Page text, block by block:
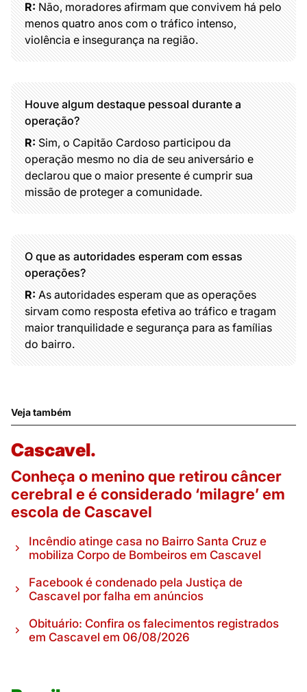
R:Não, moradores afirmam que convivem há pelo
menos quatro anos com o tráfico intenso,
violência e insegurança na região.
Houve algum destaque pessoal durante a
operação?
R:Sim, o Capitão Cardoso participou da
operação mesmo no dia de seu aniversário e
declarou que o maior presente é cumprir sua
missão de proteger a comunidade.
O que as autoridades esperam com essas
operações?
R:As autoridades esperam que as operações
sirvam como resposta efetiva ao tráfico e tragam
maior tranquilidade e segurança para as famílias
do bairro.
Veja também
Cascavel.
Conheça o menino que retirou câncer
cerebral e é considerado ‘milagre’ em
escola de Cascavel
Incêndio atinge casa no Bairro Santa Cruz e
mobiliza Corpo de Bombeiros em Cascavel
Facebook é condenado pela Justiça de
Cascavel por falha em anúncios
Obituário: Confira os falecimentos registrados
em Cascavel em 06/08/2026